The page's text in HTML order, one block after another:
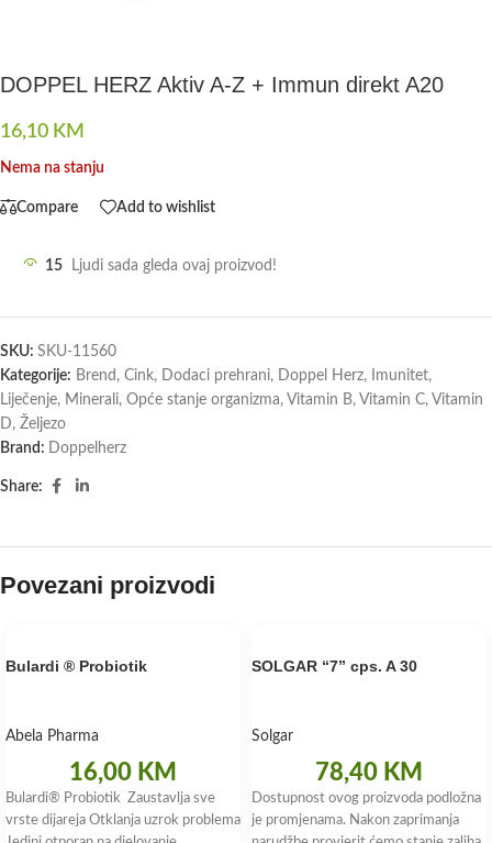
DOPPEL HERZ Aktiv A-Z + Immun direkt A20
16,10 KM
Nema na stanju
Compare Add to wishlist
15 Ljudi sada gleda ovaj proizvod!
SKU: SKU-11560
Kategorije: Brend , Cink, Dodaci prehrani, Doppel Herz, Imunitet,
Liječenje, Minerali, Opće stanje organizma, Vitamin B, Vitamin C, Vitamin
D, Željezo
Brand: Doppelherz
Share:
Povezani proizvodi
Bulardi ® Probiotik
Abela Pharma
16,00 KM
Bulardi® Probiotik Zaustavlja sve
vrste dijareja Otklanja uzrok problema
SOLGAR “7” cps. A 30
Solgar
78,40 KM
Dostupnost ovog proizvoda podložna
je promjenama. Nakon zaprimanja